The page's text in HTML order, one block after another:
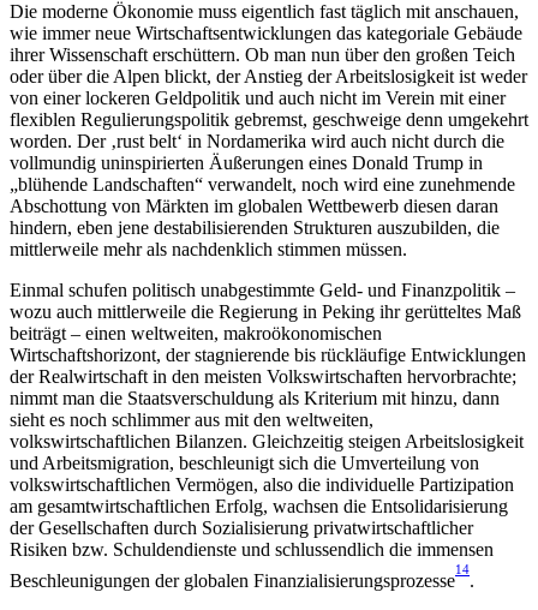
Die moderne Ökonomie muss eigentlich fast täglich mit anschauen,
wie immer neue Wirtschaftsentwicklungen das kategoriale Gebäude
ihrer Wissenschaft erschüttern. Ob man nun über den großen Teich
oder über die Alpen blickt, der Anstieg der Arbeitslosigkeit ist weder
von einer lockeren Geldpolitik und auch nicht im Verein mit einer
flexiblen Regulierungspolitik gebremst, geschweige denn umgekehrt
worden. Der ‚rust belt‘ in Nordamerika wird auch nicht durch die
vollmundig uninspirierten Äußerungen eines Donald Trump in
„blühende Landschaften“ verwandelt, noch wird eine zunehmende
Abschottung von Märkten im globalen Wettbewerb diesen daran
hindern, eben jene destabilisierenden Strukturen auszubilden, die
mittlerweile mehr als nachdenklich stimmen müssen.
Einmal schufen politisch unabgestimmte Geld- und Finanzpolitik –
wozu auch mittlerweile die Regierung in Peking ihr gerütteltes Maß
beiträgt – einen weltweiten, makroökonomischen
Wirtschaftshorizont, der stagnierende bis rückläufige Entwicklungen
der Realwirtschaft in den meisten Volkswirtschaften hervorbrachte;
nimmt man die Staatsverschuldung als Kriterium mit hinzu, dann
sieht es noch schlimmer aus mit den weltweiten,
volkswirtschaftlichen Bilanzen. Gleichzeitig steigen Arbeitslosigkeit
und Arbeitsmigration, beschleunigt sich die Umverteilung von
volkswirtschaftlichen Vermögen, also die individuelle Partizipation
am gesamtwirtschaftlichen Erfolg, wachsen die Entsolidarisierung
der Gesellschaften durch Sozialisierung privatwirtschaftlicher
Risiken bzw. Schuldendienste und schlussendlich die immensen
Beschleunigungen der globalen Finanzialisierungsprozesse
14
.